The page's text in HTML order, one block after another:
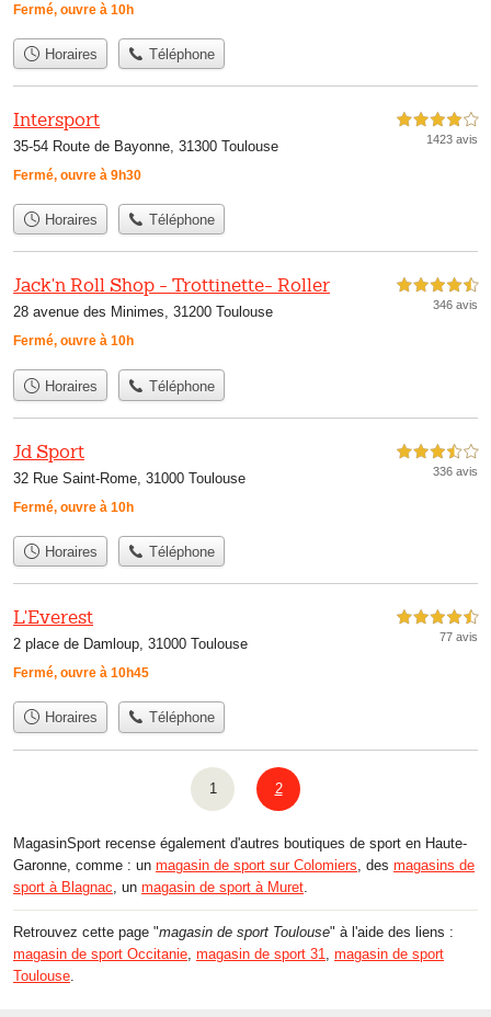
Fermé, ouvre à 10h
Horaires Téléphone
Intersport
35-54 Route de Bayonne, 31300 Toulouse
Fermé, ouvre à 9h30
4,0 étoiles sur 5
1423 avis
Horaires Téléphone
Jack'n Roll Shop - Trottinette- Roller
28 avenue des Minimes, 31200 Toulouse
Fermé, ouvre à 10h
4,5 étoiles sur 5
346 avis
Horaires Téléphone
Jd Sport
32 Rue Saint-Rome, 31000 Toulouse
Fermé, ouvre à 10h
3,5 étoiles sur 5
336 avis
Horaires Téléphone
L'Everest
2 place de Damloup, 31000 Toulouse
Fermé, ouvre à 10h45
4,5 étoiles sur 5
77 avis
Horaires Téléphone
1 2
MagasinSport recense également d'autres boutiques de sport en Haute-
Garonne, comme : un magasin de sport sur Colomiers , des magasins de
sport à Blagnac , un magasin de sport à Muret
Retrouvez cette page "magasin de sport Toulouse" à l'aide des liens :
magasin de sport Occitanie magasin de sport 31
magasin de sport
Toulouse